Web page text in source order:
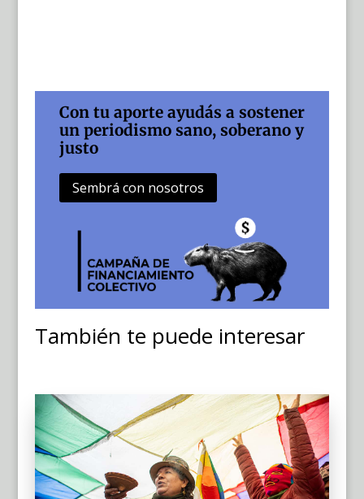
Con tu aporte ayudás a sostener
un periodismo sano, soberano y
justo
Sembrá con nosotros
También te puede interesar